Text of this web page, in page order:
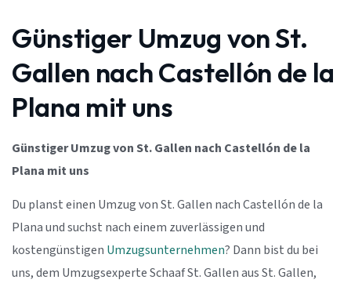
Günstiger Umzug von St.
Gallen nach Castellón de la
Plana mit uns
Günstiger Umzug von St. Gallen nach Castellón de la
Plana mit uns
Du planst einen Umzug von St. Gallen nach Castellón de la
Plana und suchst nach einem zuverlässigen und
kostengünstigen Umzugsunternehmen? Dann bist du bei
uns, dem Umzugsexperte Schaaf St. Gallen aus St. Gallen,